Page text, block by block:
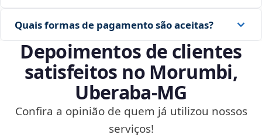
Quais formas de pagamento são aceitas?
Depoimentos de clientes
satisfeitos no Morumbi,
Uberaba‑MG
Confira a opinião de quem já utilizou nossos
serviços!